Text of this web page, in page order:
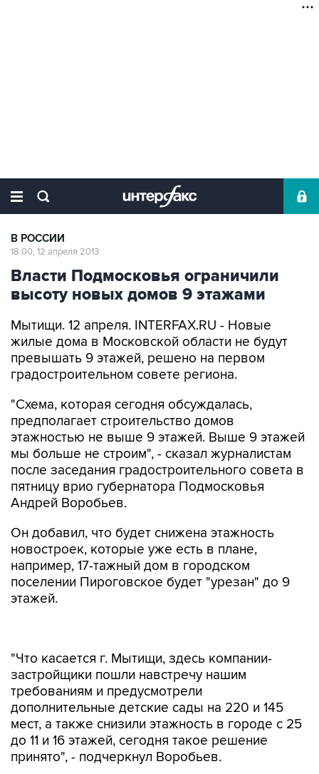
В РОССИИ
18:00, 12 апреля 2013
Власти Подмосковья ограничили
высоту новых домов 9 этажами
Мытищи. 12 апреля. INTERFAX.RU - Новые
жилые дома в Московской области не будут
превышать 9 этажей, решено на первом
градостроительном совете региона.
"Схема, которая сегодня обсуждалась,
предполагает строительство домов
этажностью не выше 9 этажей. Выше 9 этажей
мы больше не строим", - сказал журналистам
после заседания градостроительного совета в
пятницу врио губернатора Подмосковья
Андрей Воробьев.
Он добавил, что будет снижена этажность
новостроек, которые уже есть в плане,
например, 17-тажный дом в городском
поселении Пироговское будет "урезан" до 9
этажей.
требованиям и предусмотрели
дополнительные детские сады на 220 и 145
мест, а также снизили этажность в городе с 25
до 11 и 16 этажей, сегодня такое решение
принято", - подчеркнул Воробьев.
Кроме того, по словам главы региона,